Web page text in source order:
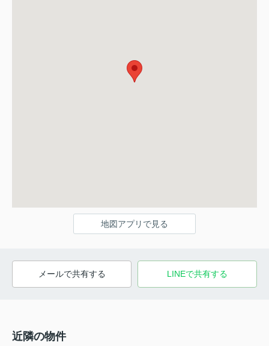
地図アプリで見る
メールで共有する LINEで共有する
近隣の物件